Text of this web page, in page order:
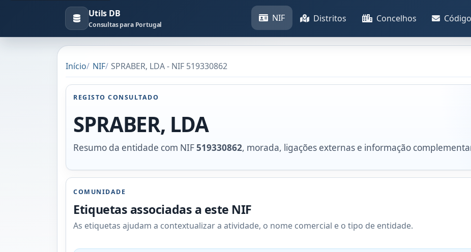
Utils DB
Consultas para Portugal
NIF Distritos Concelhos
Início NIF SPRABER, LDA - NIF 519330862
REGISTO CONSULTADO
SPRABER, LDA
Resumo da entidade com NIF519330862, morada, ligações externas e informação
COMUNIDADE
Etiquetas associadas a este NIF
As etiquetas ajudam a contextualizar a atividade, o nome comercial e o tipo de entidade.